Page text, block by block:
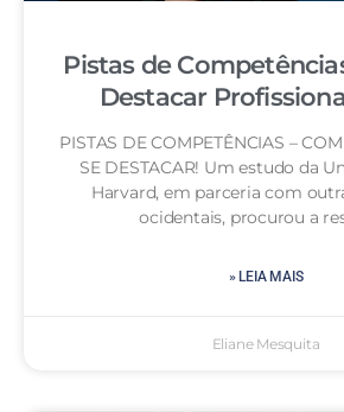
Pistas de
Destacar
PISTAS DE COMPETÊNCIAS –
SE DESTACAR! Um estudo da
Harvard, em parceria com
ocidentais, procurou a
» LEIA MAIS
Eliane Mesquita